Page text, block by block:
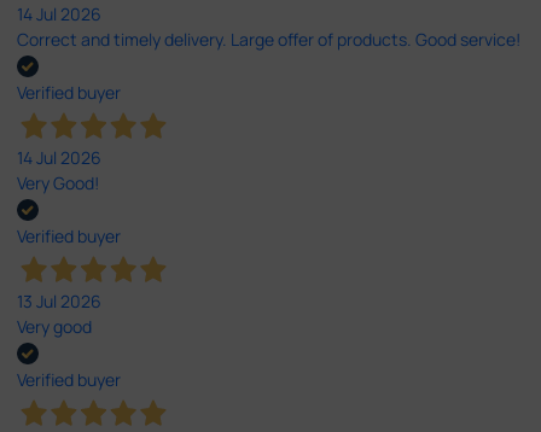
14 Jul 2026
Correct and timely delivery. Large offer of products. Good service!
Verified buyer
14 Jul 2026
Very Good!
Verified buyer
13 Jul 2026
Very good
Verified buyer